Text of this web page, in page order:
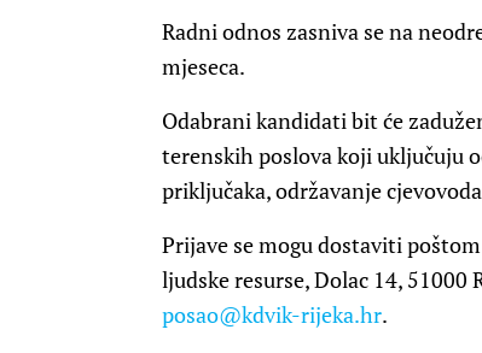
Radni odnos zasniva se na
mjeseca.
Odabrani kandidati bit će
terenskih poslova koji uključuju
priključaka, održavanje
Prijave se mogu dostaviti
ljudske resurse, Dolac 14,
posao@kdvik-rijeka.hr.